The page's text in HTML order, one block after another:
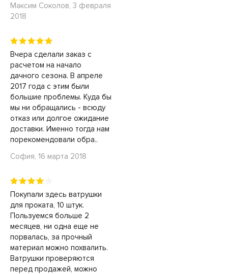
Максим Соколов, 3 февраля
2018
Вчера сделали заказ с
расчетом на начало
дачного сезона. В апреле
2017 года с этим были
большие проблемы. Куда бы
мы ни обращались - всюду
отказ или долгое ожидание
доставки. Именно тогда нам
порекомендовали обра..
София, 16 марта 2018
Покупали здесь ватрушки
для проката, 10 штук.
Пользуемся больше 2
месяцев, ни одна еще не
порвалась, за прочный
материал можно похвалить.
Ватрушки проверяются
перед продажей, можно